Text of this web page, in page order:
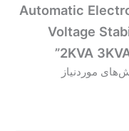
Automatic
Voltage
2KVA
موردنیاز